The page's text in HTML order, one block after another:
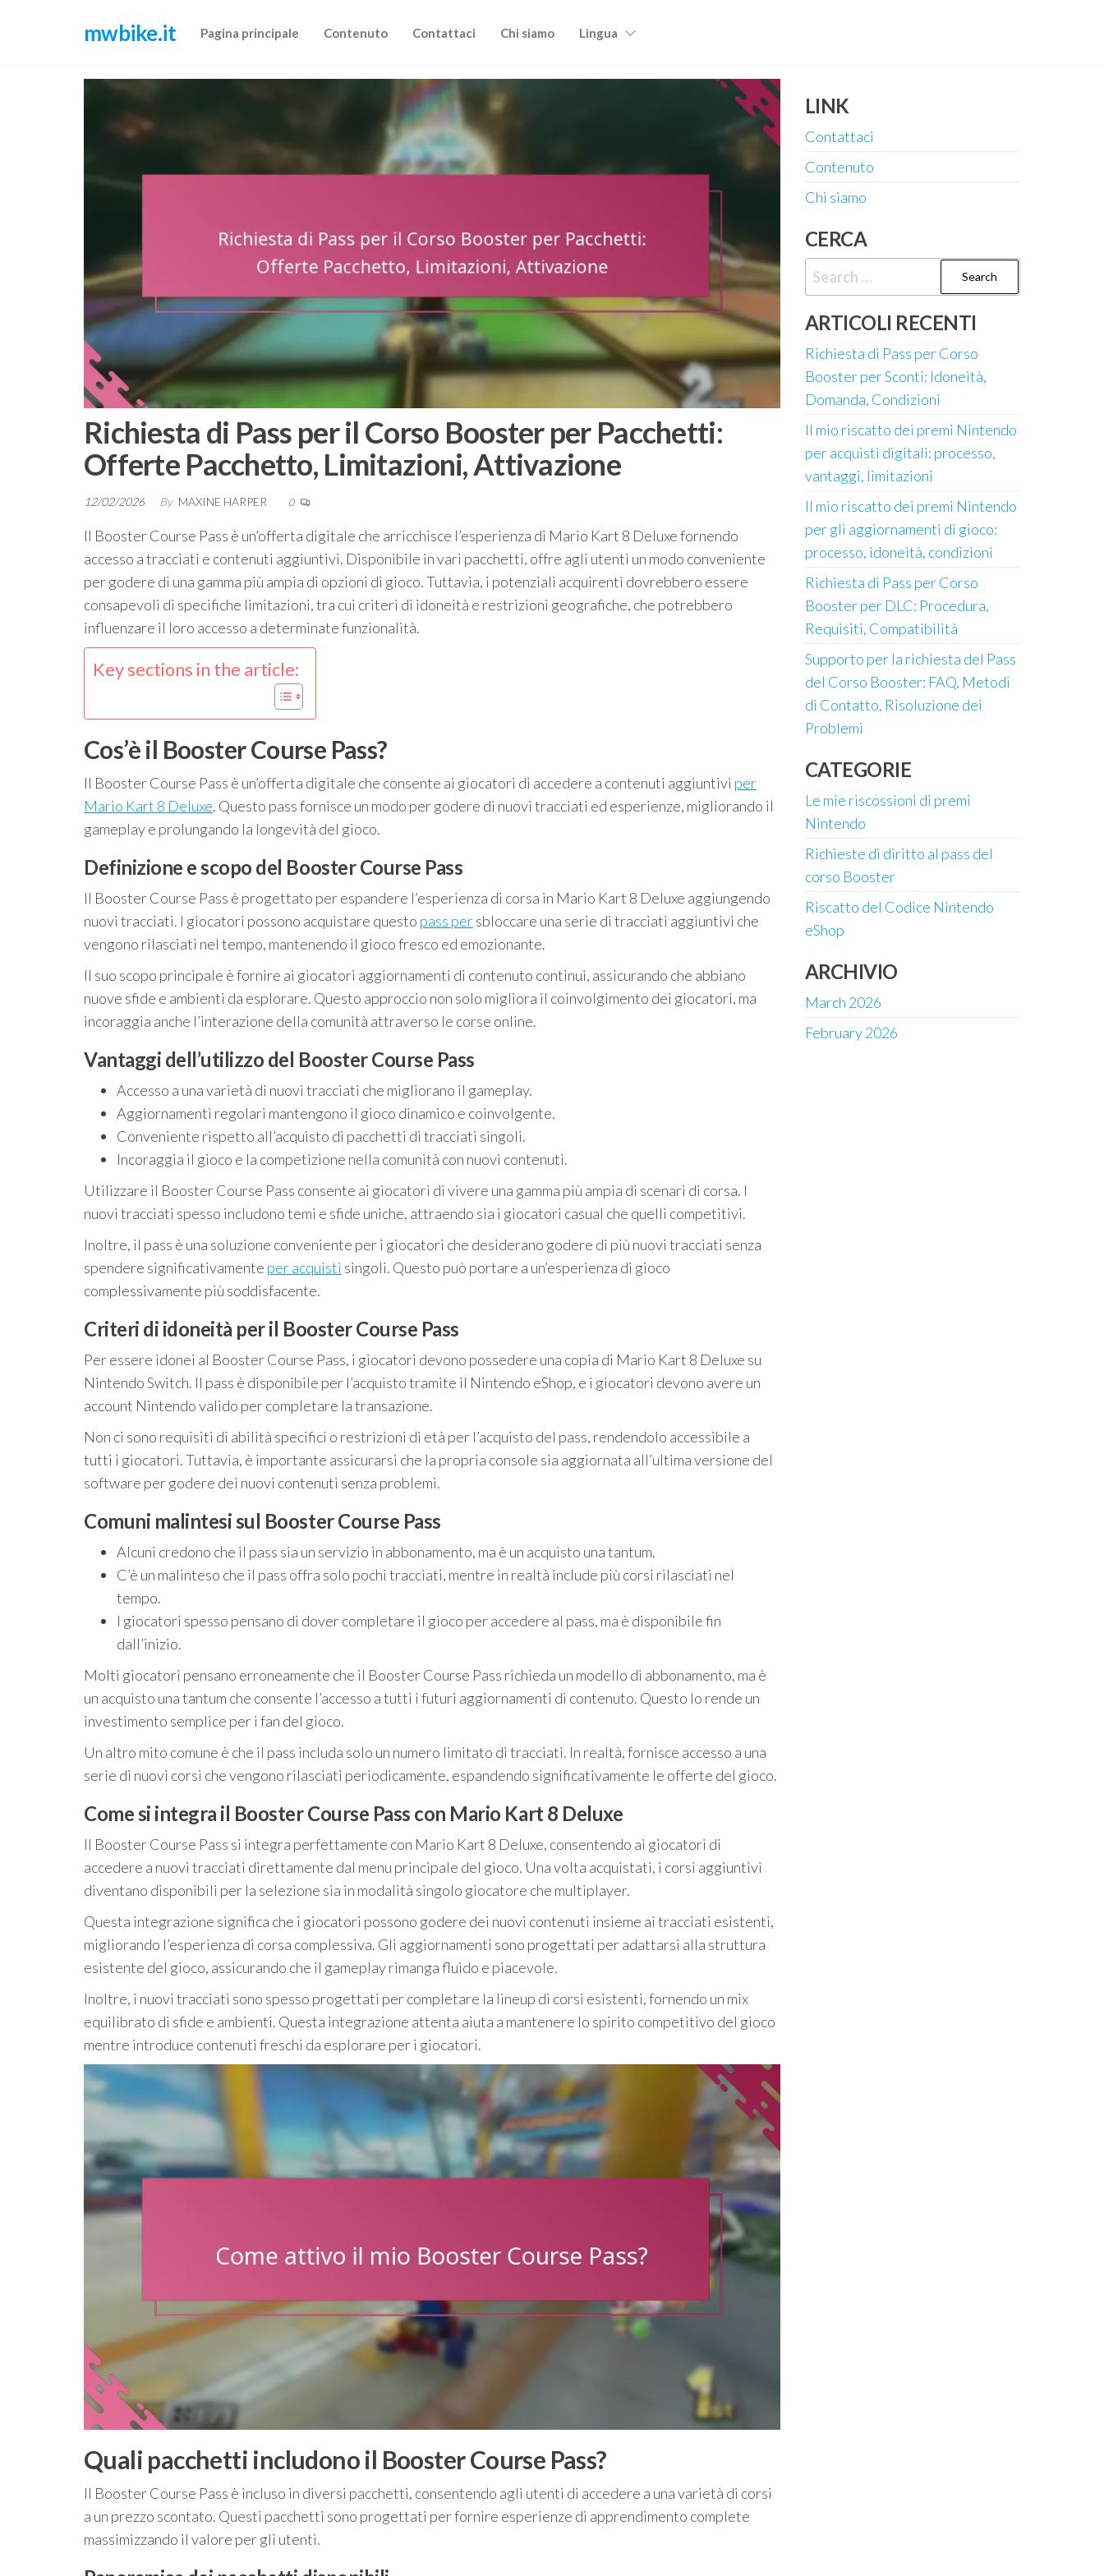
mwbike.it Pagina principale Contenuto Contattaci Chi siamo Lingua
Richiesta di Pass per il Corso Booster per Pacchetti:
Offerte Pacchetto, Limitazioni, Attivazione
12/02/2026 By MAXINE HARPER 0
Il Booster Course Pass è un’offerta digitale che arricchisce l’esperienza di Mario Kart 8 Deluxe fornendo
accesso a tracciati e contenuti aggiuntivi. Disponibile in vari pacchetti, offre agli utenti un modo conveniente
per godere di una gamma più ampia di opzioni di gioco. Tuttavia, i potenziali acquirenti dovrebbero essere
consapevoli di specifiche limitazioni, tra cui criteri di idoneità e restrizioni geografiche, che potrebbero
influenzare il loro accesso a determinate funzionalità.
Key sections in the article:
Cos’è il Booster Course Pass?
Il Booster Course Pass è un’offerta digitale che consente ai giocatori di accedere a contenuti aggiuntivi per
Mario Kart 8 Deluxe. Questo pass fornisce un modo per godere di nuovi tracciati ed esperienze, migliorando il
gameplay e prolungando la longevità del gioco.
Definizione e scopo del Booster Course Pass
Il Booster Course Pass è progettato per espandere l’esperienza di corsa in Mario Kart 8 Deluxe aggiungendo
nuovi tracciati. I giocatori possono acquistare questo pass persbloccare una serie di tracciati aggiuntivi che
vengono rilasciati nel tempo, mantenendo il gioco fresco ed emozionante.
Il suo scopo principale è fornire ai giocatori aggiornamenti di contenuto continui, assicurando che abbiano
nuove sfide e ambienti da esplorare. Questo approccio non solo migliora il coinvolgimento dei giocatori, ma
incoraggia anche l’interazione della comunità attraverso le corse online.
Vantaggi dell’utilizzo del Booster Course Pass
Accesso a una varietà di nuovi tracciati che migliorano il gameplay.
Aggiornamenti regolari mantengono il gioco dinamico e coinvolgente.
Conveniente rispetto all’acquisto di pacchetti di tracciati singoli.
Incoraggia il gioco e la competizione nella comunità con nuovi contenuti.
Utilizzare il Booster Course Pass consente ai giocatori di vivere una gamma più ampia di scenari di corsa. I
nuovi tracciati spesso includono temi e sfide uniche, attraendo sia i giocatori casual che quelli competitivi.
Inoltre, il pass è una soluzione conveniente per i giocatori che desiderano godere di più nuovi tracciati senza
spendere significativamente per acquisti singoli. Questo può portare a un’esperienza di gioco
complessivamente più soddisfacente.
Criteri di idoneità per il Booster Course Pass
Per essere idonei al Booster Course Pass, i giocatori devono possedere una copia di Mario Kart 8 Deluxe su
Nintendo Switch. Il pass è disponibile per l’acquisto tramite il Nintendo eShop, e i giocatori devono avere un
account Nintendo valido per completare la transazione.
Non ci sono requisiti di abilità specifici o restrizioni di età per l’acquisto del pass, rendendolo accessibile a
tutti i giocatori. Tuttavia, è importante assicurarsi che la propria console sia aggiornata all’ultima versione del
software per godere dei nuovi contenuti senza problemi.
Comuni malintesi sul Booster Course Pass
Alcuni credono che il pass sia un servizio in abbonamento, ma è un acquisto una tantum.
C’è un malinteso che il pass offra solo pochi tracciati, mentre in realtà include più corsi rilasciati nel
tempo.
I giocatori spesso pensano di dover completare il gioco per accedere al pass, ma è disponibile fin
dall’inizio.
Molti giocatori pensano erroneamente che il Booster Course Pass richieda un modello di abbonamento, ma è
un acquisto una tantum che consente l’accesso a tutti i futuri aggiornamenti di contenuto. Questo lo rende un
investimento semplice per i fan del gioco.
Un altro mito comune è che il pass includa solo un numero limitato di tracciati. In realtà, fornisce accesso a una
serie di nuovi corsi che vengono rilasciati periodicamente, espandendo significativamente le offerte del gioco.
Come si integra il Booster Course Pass con Mario Kart 8 Deluxe
Il Booster Course Pass si integra perfettamente con Mario Kart 8 Deluxe, consentendo ai giocatori di
accedere a nuovi tracciati direttamente dal menu principale del gioco. Una volta acquistati, i corsi aggiuntivi
diventano disponibili per la selezione sia in modalità singolo giocatore che multiplayer.
Questa integrazione significa che i giocatori possono godere dei nuovi contenuti insieme ai tracciati esistenti,
migliorando l’esperienza di corsa complessiva. Gli aggiornamenti sono progettati per adattarsi alla struttura
esistente del gioco, assicurando che il gameplay rimanga fluido e piacevole.
Inoltre, i nuovi tracciati sono spesso progettati per completare la lineup di corsi esistenti, fornendo un mix
equilibrato di sfide e ambienti. Questa integrazione attenta aiuta a mantenere lo spirito competitivo del gioco
mentre introduce contenuti freschi da esplorare per i giocatori.
Quali pacchetti includono il Booster Course Pass?
Il Booster Course Pass è incluso in diversi pacchetti, consentendo agli utenti di accedere a una varietà di corsi
a un prezzo scontato. Questi pacchetti sono progettati per fornire esperienze di apprendimento complete
massimizzando il valore per gli utenti.
LINK
Contattaci
Contenuto
Chi siamo
CERCA
Search
for:
ARTICOLI RECENTI
Richiesta di Pass per Corso
Booster per Sconti: Idoneità,
Domanda, Condizioni
Il mio riscatto dei premi Nintendo
per acquisti digitali: processo,
vantaggi, limitazioni
Il mio riscatto dei premi Nintendo
per gli aggiornamenti di gioco:
processo, idoneità, condizioni
Richiesta di Pass per Corso
Booster per DLC: Procedura,
Requisiti, Compatibilità
Supporto per la richiesta del Pass
del Corso Booster: FAQ, Metodi
di Contatto, Risoluzione dei
Problemi
CATEGORIE
Le mie riscossioni di premi
Nintendo
Richieste di diritto al pass del
corso Booster
Riscatto del Codice Nintendo
eShop
ARCHIVIO
March 2026
February 2026